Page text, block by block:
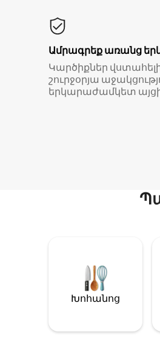
Ամրագրեք առանց
Կարծիքներ վստահելի
շուրջօրյա
երկարաժամկետ այցի
Խոհանոց